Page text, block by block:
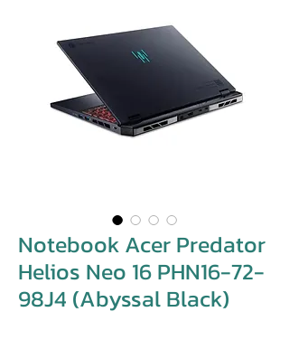
Notebook Acer Predator
Helios Neo 16 PHN16-72-
98J4 (Abyssal Black)